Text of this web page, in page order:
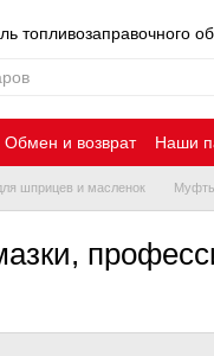
топливозаправочного
Обмен и возврат Наши
шприцев и масленок